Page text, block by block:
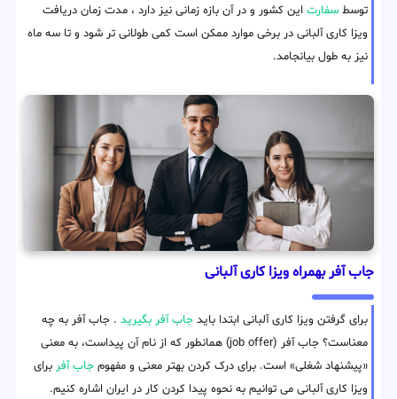
توسط سفارت این کشور و در آن بازه زمانی نیز دارد ، مدت زمان دریافت
ویزا کاری آلبانی در برخی موارد ممکن است کمی طولانی تر شود و تا سه ماه
نیز به طول بیانجامد.
جاب آفر بهمراه ویزا کاری آلبانی
برای گرفتن ویزا کاری آلبانی ابتدا باید جاب آفر بگیرید . جاب آفر به چه
معناست؟ جاب آفر (job offer) همانطور که از نام آن پیداست، به معنی
«پیشنهاد شغلی» است. برای درک کردن بهتر معنی و مفهوم جاب آفر برای
ویزا کاری آلبانی می توانیم به نحوه پیدا کردن کار در ایران اشاره کنیم.